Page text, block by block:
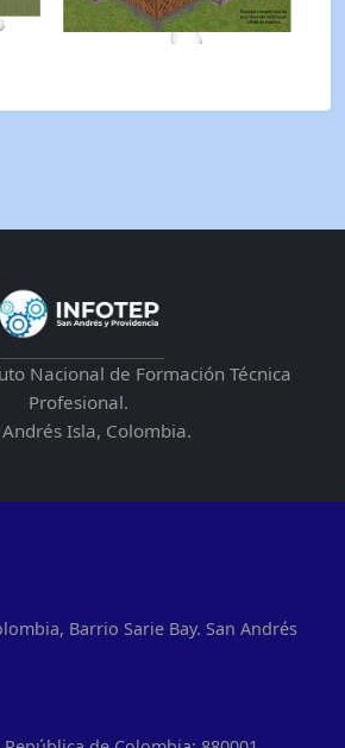
Nacional de Formación Técnica
Profesional.
Andrés Isla, Colombia.
Barrio Sarie Bay. San Andrés